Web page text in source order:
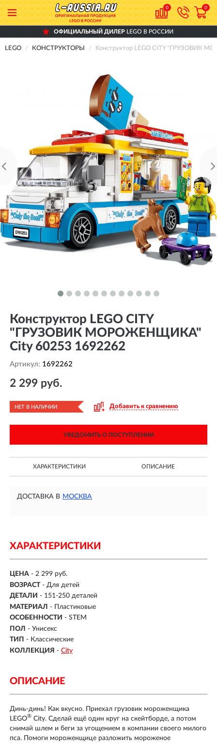
0 0
ОФИЦИАЛЬНЫЙ ДИЛЕР LEGO В РОССИИ
LEGO КОНСТРУКТОРЫ Конструктор LEGO CITY "ГРУЗОВИК
Конструктор LEGO CITY
"ГРУЗОВИК МОРОЖЕНЩИКА"
City 60253 1692262
Артикул: 1692262
2 299 руб.
НЕТ В НАЛИЧИИ Добавить к сравнению
УВЕДОМИТЬ О ПОСТУПЛЕНИИ
ХАРАКТЕРИСТИКИ ОПИСАНИЕ
ДОСТАВКА В МОСКВА
ХАРАКТЕРИСТИКИ
ЦЕНА - 2 299 руб.
ВОЗРАСТ - Для детей
ДЕТАЛИ - 151-250 деталей
МАТЕРИАЛ - Пластиковые
ОСОБЕННОСТИ - STEM
ПОЛ - Унисекс
ТИП - Классические
КОЛЛЕКЦИЯ - City
ОПИСАНИЕ
Динь-динь! Как вкусно. Приехал грузовик мороженщика
LEGO® City. Сделай ещё один круг на скейтборде, а потом
снимай шлем и беги за угощением в компании своего милого
пса. Помоги мороженщице разложить мороженое